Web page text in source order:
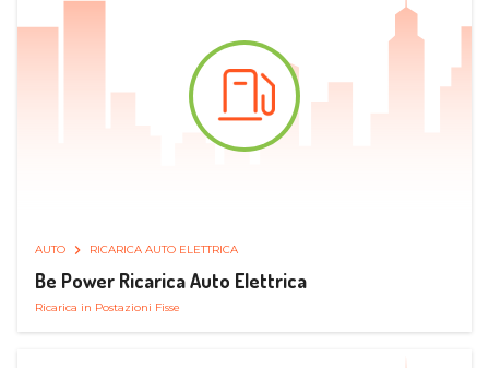
AUTO RICARICA AUTO ELETTRICA
Be Power Ricarica Auto Elettrica
Ricarica in Postazioni Fisse